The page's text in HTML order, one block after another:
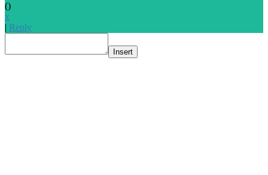
()
x
| Reply
Insert